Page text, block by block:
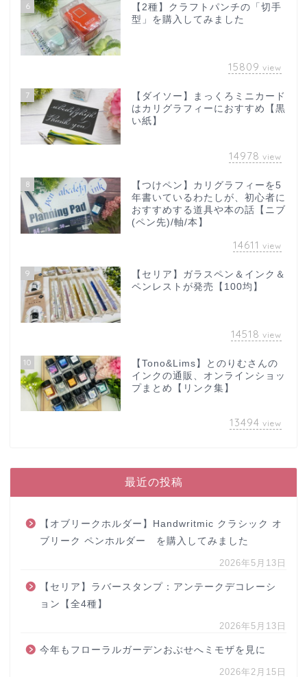
6
【2種】クラフトパンチの「切手
型」を購入してみました
15809 view
7
【ダイソー】まっくろミニカード
はカリグラフィーにおすすめ【黒
い紙】
14978 view
8
【つけペン】カリグラフィーを5
年書いているわたしが、初心者に
おすすめする道具や本の話【ニブ
(ペン先)/軸/本】
14611 view
9
【セリア】ガラスペン＆インク＆
ペンレストが発売【100均】
14518 view
10
【Tono&Lims】とのりむさんの
インクの通販、オンラインショッ
プまとめ【リンク集】
13494 view
最近の投稿
【オブリークホルダー】Handwritmic クラシック オ
ブリーク ペンホルダー を購入してみました
2026年5月13日
【セリア】ラバースタンプ：アンテークデコレーシ
ョン【全4種】
2026年5月13日
今年もフローラルガーデンおぶせへミモザを見に
2026年2月15日